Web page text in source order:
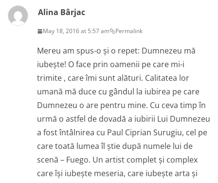
Alina Bârjac
May 18, 2016 at 5:57 am Permalink
Mereu am spus-o și o repet: Dumnezeu mă
iubește! O face prin oamenii pe care mi-i
trimite , care îmi sunt alături. Calitatea lor
umană mă duce cu gândul la iubirea pe care
Dumnezeu o are pentru mine. Cu ceva timp în
urmă o astfel de dovadă a iubirii Lui Dumnezeu
a fost întâlnirea cu Paul Ciprian Surugiu, cel pe
care toată lumea îl știe după numele lui de
scenă – Fuego. Un artist complet și complex
care își iubește meseria, care iubește arta și